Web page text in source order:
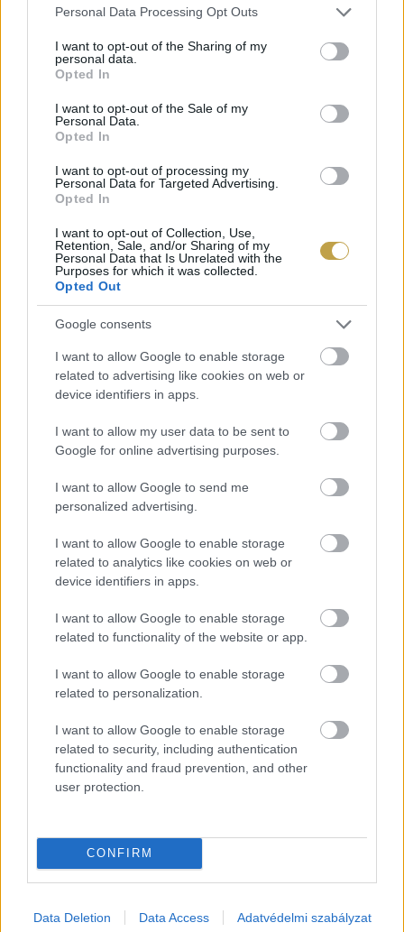
Please note that this website/app uses one or more Google
not limited to your visit or usage behaviour. You may click to
grant or deny consent to Google and its third-party tags to
use your data for below specified purposes in below Google
consent section.
Personal Data Processing Opt Outs
I want to opt-out of the Sharing of my
personal data.
Opted In
I want to opt-out of the Sale of my
Personal Data.
Opted In
I want to opt-out of processing my
Personal Data for Targeted Advertising.
Opted In
I want to opt-out of Collection, Use,
Retention, Sale, and/or Sharing of my
Personal Data that Is Unrelated with the
Purposes for which it was collected.
Opted Out
Google consents
I want to allow Google to enable storage
related to advertising like cookies on web or
device identifiers in apps.
I want to allow my user data to be sent to
Google for online advertising purposes.
I want to allow Google to send me
personalized advertising.
I want to allow Google to enable storage
related to analytics like cookies on web or
device identifiers in apps.
I want to allow Google to enable storage
related to functionality of the website or app.
I want to allow Google to enable storage
related to personalization.
I want to allow Google to enable storage
related to security, including authentication
functionality and fraud prevention, and other
user protection.
CONFIRM
Data Deletion Data Access Adatvédelmi szabályzat
EZEK IS ÉRDEKELHETNEK
BOSSZANTÓ GYOMKÉNT TEKINTÜNK RÁ, ÍRTJUK,
PEDIG LEVELE, GYÖKERE, VIRÁGA EGYARÁNT
A modern táplálkozástudomány is visszaigazolja: komoly
beltartalmi értékkel bír, ráadásul gasztronómiai élményt is
nyújt. Még mindig bosszantó gyomként él a köztudatban,
holott évszázadok óta számon tartott gyógynövény és
hasznos vadnövény. […]
BŐVEBBEN